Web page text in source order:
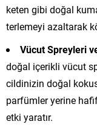
keten gibi doğal
terlemeyi azaltarak
Vücut Spreyleri
doğal içerikli vücut
cildinizin doğal
parfümler yerine
etki yaratır.